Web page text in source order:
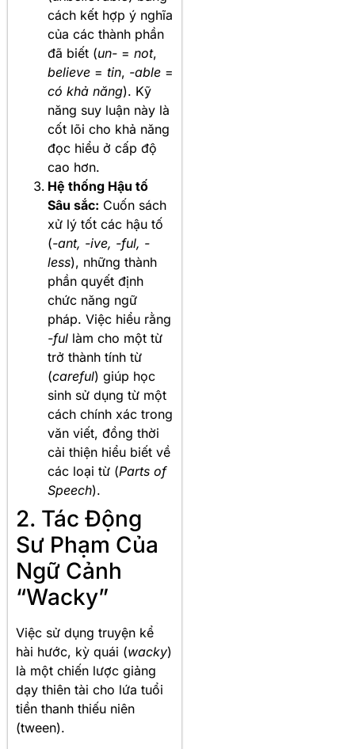
cách kết hợp ý nghĩa
của các thành phần
đã biết (un- = not,
believe = tin, -able =
có khả năng). Kỹ
năng suy luận này là
cốt lõi cho khả năng
đọc hiểu ở cấp độ
cao hơn.
Hệ thống Hậu tố
Sâu sắc: Cuốn sách
xử lý tốt các hậu tố
(-ant, -ive, -ful, -
less), những thành
phần quyết định
chức năng ngữ
pháp. Việc hiểu rằng
-ful làm cho một từ
trở thành tính từ
(careful) giúp học
sinh sử dụng từ một
cách chính xác trong
văn viết, đồng thời
cải thiện hiểu biết về
các loại từ (Parts of
Speech).
2. Tác Động
Sư Phạm Của
Ngữ Cảnh
“Wacky”
Việc sử dụng truyện kể
hài hước, kỳ quái (wacky)
là một chiến lược giảng
dạy thiên tài cho lứa tuổi
tiền thanh thiếu niên
(tween).